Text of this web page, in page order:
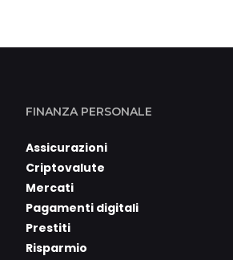
FINANZA PERSONALE
Assicurazioni
Criptovalute
Mercati
Pagamenti digitali
Prestiti
Risparmio